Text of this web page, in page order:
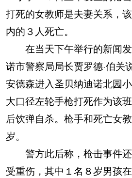
打死的女教师是夫妻关系，
内的３人死亡。
在当天下午举行的新闻发
诺市警察局局长贾罗德·伯关
安德森进入圣贝纳迪诺北园
大口径左轮手枪打死作为该
后饮弹自杀。枪手和死亡女
岁。
警方此后称，枪击事件还
受重伤，其中１名８岁男孩